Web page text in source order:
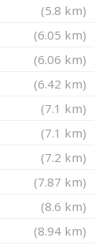
(5.8 km)
(6.05 km)
(6.06 km)
(6.42 km)
(7.1 km)
(7.1 km)
(7.2 km)
(7.87 km)
(8.6 km)
(8.94 km)